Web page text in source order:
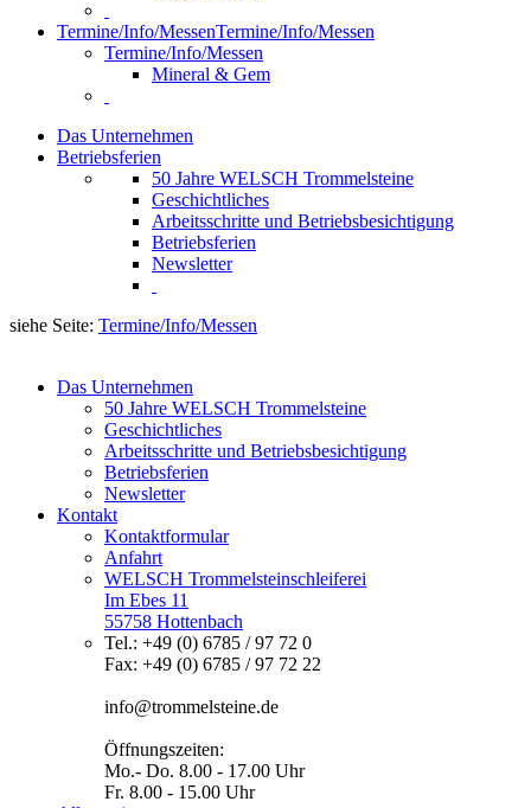
Termine/Info/MessenTermine/Info/Messen
Termine/Info/Messen
Mineral & Gem
Das Unternehmen
Betriebsferien
50 Jahre WELSCH Trommelsteine
Geschichtliches
Arbeitsschritte und Betriebsbesichtigung
Betriebsferien
Newsletter
siehe Seite: Termine/Info/Messen
Das Unternehmen
50 Jahre WELSCH Trommelsteine
Geschichtliches
Arbeitsschritte und Betriebsbesichtigung
Betriebsferien
Newsletter
Kontakt
Kontaktformular
Anfahrt
WELSCH Trommelsteinschleiferei
Im Ebes 11
55758 Hottenbach
Tel.: +49 (0) 6785 / 97 72 0
Fax: +49 (0) 6785 / 97 72 22
info@trommelsteine.de
Öffnungszeiten:
Mo.- Do. 8.00 - 17.00 Uhr
Fr. 8.00 - 15.00 Uhr